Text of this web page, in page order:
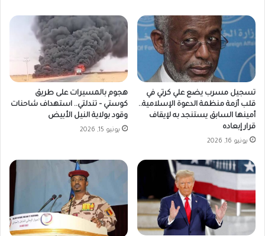
تسجيل مسرب يضع علي كرتي في
قلب أزمة منظمة الدعوة الإسلامية..
أمينها السابق يستنجد به لإيقاف
قرار إبعاده
يونيو 16, 2026
هجوم بالمسيرات على طريق
كوستي – تندلتي.. استهداف شاحنات
وقود بولاية النيل الأبيض
يونيو 15, 2026